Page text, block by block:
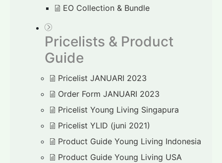
EO Collection & Bundle
Pricelists & Product
Guide
Pricelist JANUARI 2023
Order Form JANUARI 2023
Pricelist Young Living Singapura
Pricelist YLID (juni 2021)
Product Guide Young Living Indonesia
Product Guide Young Living USA